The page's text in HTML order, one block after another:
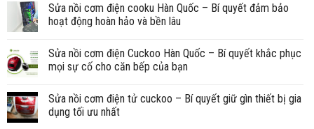
Sửa nồi cơm điện cooku Hàn Quốc – Bí quyết đảm bảo
hoạt động hoàn hảo và bền lâu
Sửa nồi cơm điện Cuckoo Hàn Quốc – Bí quyết khắc phục
mọi sự cố cho căn bếp của bạn
Sửa nồi cơm điện tử cuckoo – Bí quyết giữ gìn thiết bị gia
dụng tối ưu nhất